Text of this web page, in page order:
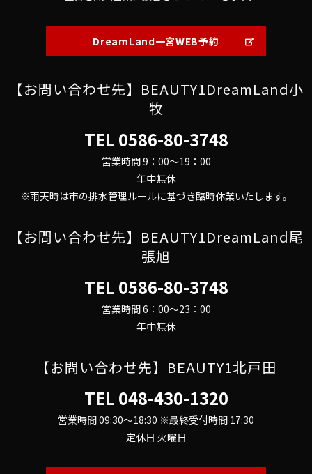
DreamLand一宮WEB予約
【お問い合わせ先】BEAUTY1DreamLand小
牧
TEL 0586-80-3748
営業時間 9：00～19：00
年中無休
※雨天時は市の排水管理ルールに基づき臨時休業いたします。
【お問い合わせ先】BEAUTY1DreamLand尾
張旭
TEL 0586-80-3748
営業時間 6：00～23：00
年中無休
【お問い合わせ先】BEAUTY1北戸田
TEL 048-430-1320
営業時間 09:30～18:30 ※最終受付時間 17:30
定休日 火曜日